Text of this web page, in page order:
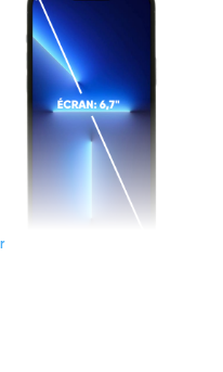
13 Pro Max